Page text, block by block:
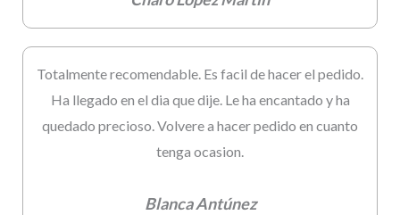
Totalmente recomendable. Es facil de hacer el pedido.
Ha llegado en el dia que dije. Le ha encantado y ha
quedado precioso. Volvere a hacer pedido en cuanto
tenga ocasion.
Blanca Antúnez